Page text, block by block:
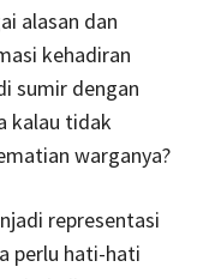
alasan dan
kehadiran
sumir dengan
kalau tidak
warganya?
representasi
perlu hati-hati